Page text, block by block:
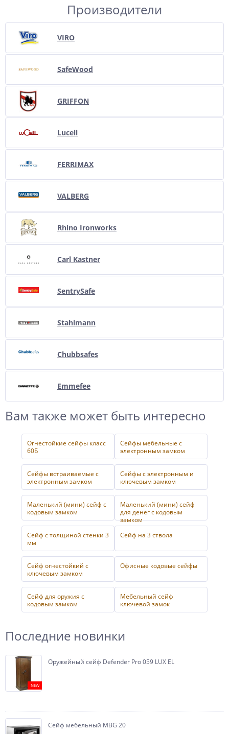
Производители
VIRO
SafeWood
GRIFFON
Lucell
FERRIMAX
VALBERG
Rhino Ironworks
Carl Kastner
SentrySafe
Stahlmann
Chubbsafes
Emmefee
Вам также может быть интересно
Огнестойкие сейфы класс
60Б
Сейфы мебельные с
электронным замком
Сейфы встраиваемые с
электронным замком
Сейфы с электронным и
ключевым замком
Маленький (мини) сейф с
кодовым замком
Маленький (мини) сейф
для денег с кодовым
замком
Сейф с толщиной стенки 3
мм
Сейф на 3 ствола
Сейф огнестойкий с
ключевым замком
Офисные кодовые сейфы
Сейф для оружия с
кодовым замком
Мебельный сейф
ключевой замок
Последние новинки
NEW
Оружейный сейф Defender Pro 059 LUX EL
Сейф мебельный MBG 20